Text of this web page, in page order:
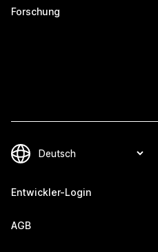
Forschung
Entwickler-Login
AGB